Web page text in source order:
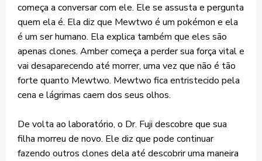
começa a conversar com ele. Ele se assusta e pergunta
quem ela é. Ela diz que Mewtwo é um pokémon e ela
é um ser humano. Ela explica também que eles são
apenas clones. Amber começa a perder sua força vital e
vai desaparecendo até morrer, uma vez que não é tão
forte quanto Mewtwo. Mewtwo fica entristecido pela
cena e lágrimas caem dos seus olhos.
De volta ao laboratório, o Dr. Fuji descobre que sua
filha morreu de novo. Ele diz que pode continuar
fazendo outros clones dela até descobrir uma maneira